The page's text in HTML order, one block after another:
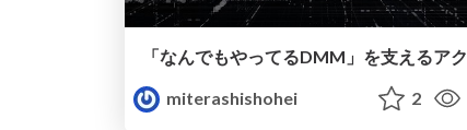
miterashishohei
2